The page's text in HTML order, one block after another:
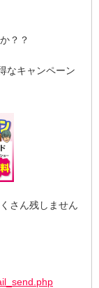
？？
なキャンペーン
さん残しません